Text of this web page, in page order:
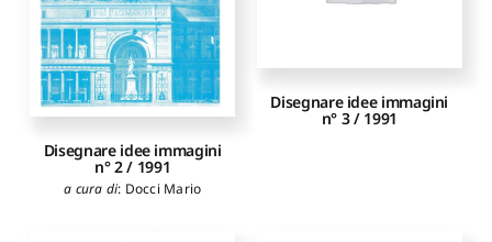
Disegnare idee immagini
n° 2 / 1991
a cura di: Docci Mario
Disegnare idee immagini
n° 3 / 1991